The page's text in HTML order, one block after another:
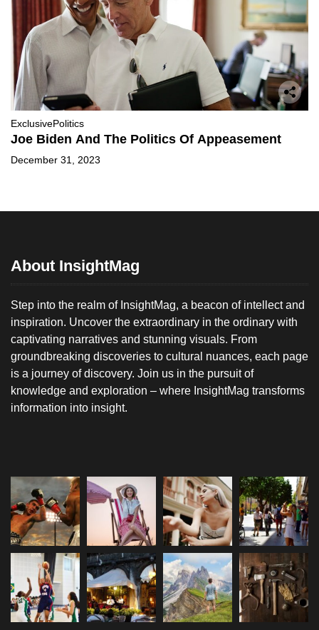
ExclusivePolitics
Joe Biden And The Politics Of Appeasement
December 31, 2023
About InsightMag
Step into the realm of InsightMag, a beacon of intellect and
inspiration. Uncover the extraordinary in the ordinary with
captivating narratives and stunning visuals. From
groundbreaking discoveries to cultural nuances, each page
is a journey of discovery. Join us in the pursuit of
knowledge and exploration – where InsightMag transforms
information into insight.